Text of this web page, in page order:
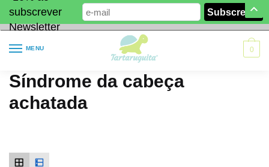
subscrever
Newsletter
MENU 0
Síndrome da cabeça
achatada